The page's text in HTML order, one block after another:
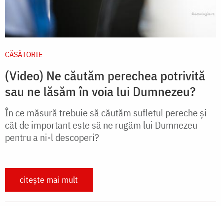
CĂSĂTORIE
(Video) Ne căutăm perechea potrivită
sau ne lăsăm în voia lui Dumnezeu?
În ce măsură trebuie să căutăm sufletul pereche și
cât de important este să ne rugăm lui Dumnezeu
pentru a ni-l descoperi?
citește mai mult